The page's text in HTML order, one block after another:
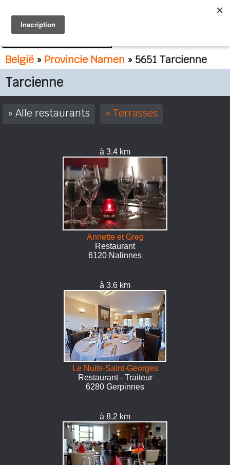
België » Provincie Namen » 5651 Tarcienne
Tarcienne
Alle restaurants Terrasses
à 3.4 km
Annette et Greg
Restaurant
6120 Nalinnes
à 3.6 km
Le Nuits-Saint-Georges
Restaurant - Traiteur
6280 Gerpinnes
à 8.2 km